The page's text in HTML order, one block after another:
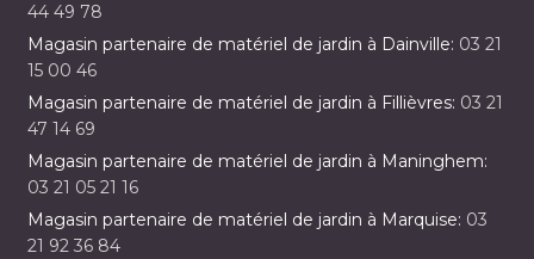
44 49 78
Magasin partenaire de matériel de jardin à Dainville: 03 21
15 00 46
Magasin partenaire de matériel de jardin à Fillièvres: 03 21
47 14 69
Magasin partenaire de matériel de jardin à Maninghem:
03 21 05 21 16
Magasin partenaire de matériel de jardin à Marquise: 03
21 92 36 84